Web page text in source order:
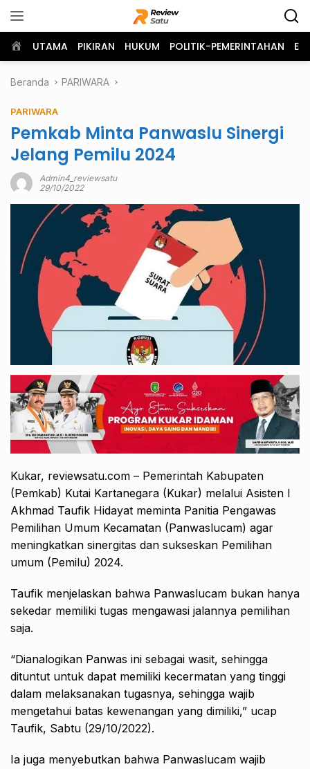
ke
Home
UTAMA PIKIRAN HUKUM POLITIK-PEMERINTAHAN
Beranda PARIWARA
PARIWARA
Pemkab Minta Panwaslu Sinergi
Jelang Pemilu 2024
Admin4_reviewsatu
29/10/2022
Kukar, reviewsatu.com – Pemerintah Kabupaten
(Pemkab) Kutai Kartanegara (Kukar) melalui Asisten I
Akhmad Taufik Hidayat meminta Panitia Pengawas
Pemilihan Umum Kecamatan (Panwaslucam) agar
meningkatkan sinergitas dan sukseskan Pemilihan
umum (Pemilu) 2024.
Taufik menjelaskan bahwa Panwaslucam bukan hanya
sekedar memiliki tugas mengawasi jalannya pemilihan
saja.
“Dianalogikan Panwas ini sebagai wasit, sehingga
dituntut untuk dapat memiliki kecermatan yang tinggi
dalam melaksanakan tugasnya, sehingga wajib
mengetahui batas kewenangan yang dimiliki,” ucap
Taufik, Sabtu (29/10/2022).
Ia juga menyebutkan bahwa Panwaslucam wajib